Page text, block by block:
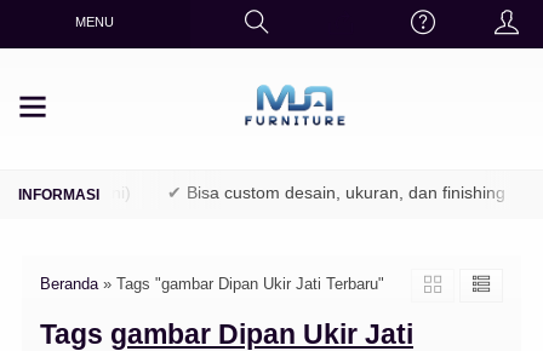
MENU
/ Perhutani) ✔ Bisa custom desain, ukuran, dan finishing
Beranda» Tags "gambar Dipan Ukir Jati Terbaru"
Tags gambar Dipan Ukir Jati